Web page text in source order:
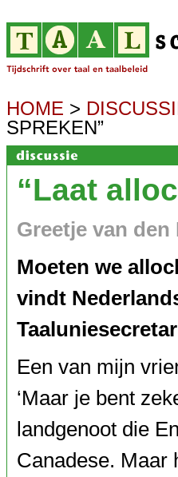
HOME >
SPREKEN”
“Laat
Greetje van
Moeten we
vindt
Een van mijn
‘Maar je bent
landgenoot die
Canadese. Maar